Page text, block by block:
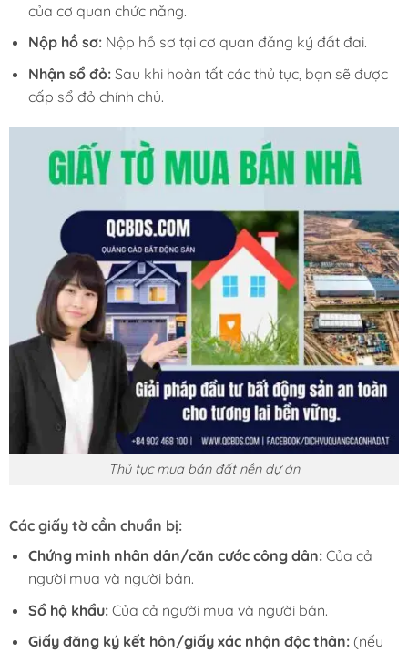
của cơ quan chức năng.
Nộp hồ sơ:Nộp hồ sơ tại cơ quan đăng ký đất đai.
Nhận sổ đỏ:Sau khi hoàn tất các thủ tục, bạn sẽ được
cấp sổ đỏ chính chủ.
Thủ tục mua bán đất nền dự án
Các giấy tờ cần chuẩn bị:
Chứng minh nhân dân/căn cước công dân:Của cả
người mua và người bán.
Sổ hộ khẩu:Của cả người mua và người bán.
Giấy đăng ký kết hôn/giấy xác nhận độc thân:(nếu